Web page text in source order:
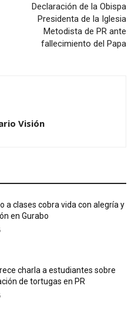
Declaración de la Obispa
Presidenta de la Iglesia
Metodista de PR ante
fallecimiento del Papa
Visión
a clases cobra vida con alegría y
en Gurabo
charla a estudiantes sobre
de tortugas en PR